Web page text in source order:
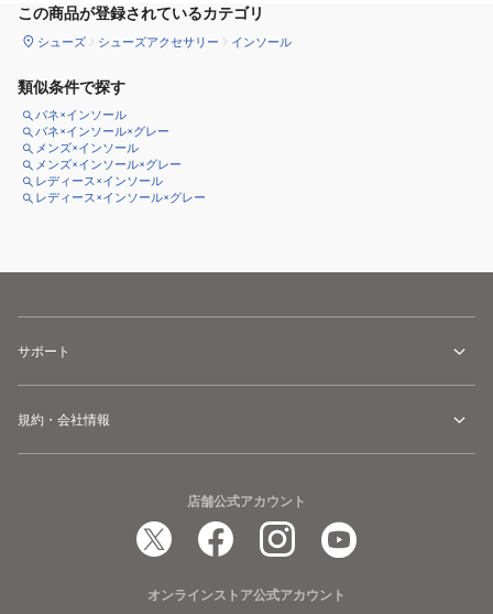
この商品が登録されているカテゴリ
シューズ シューズアクセサリー インソール
類似条件で探す
バネ×インソール
バネ×インソール×グレー
メンズ×インソール
メンズ×インソール×グレー
レディース×インソール
レディース×インソール×グレー
サポート
規約・会社情報
店舗公式アカウント
オンラインストア公式アカウント